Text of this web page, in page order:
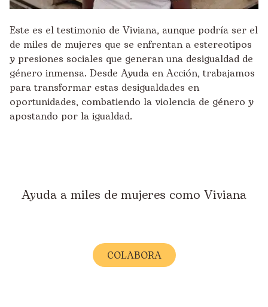
Este es el testimonio de Viviana, aunque podría ser el
de miles de mujeres que se enfrentan a estereotipos
y presiones sociales que generan una desigualdad de
género inmensa. Desde Ayuda en Acción, trabajamos
para transformar estas desigualdades en
oportunidades, combatiendo la violencia de género y
apostando por la igualdad.
Ayuda a miles de mujeres como Viviana
COLABORA